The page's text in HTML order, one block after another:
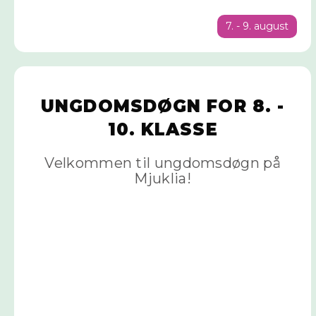
7. - 9. august
UNGDOMSDØGN FOR 8. -
10. KLASSE
Velkommen til ungdomsdøgn på
Mjuklia!